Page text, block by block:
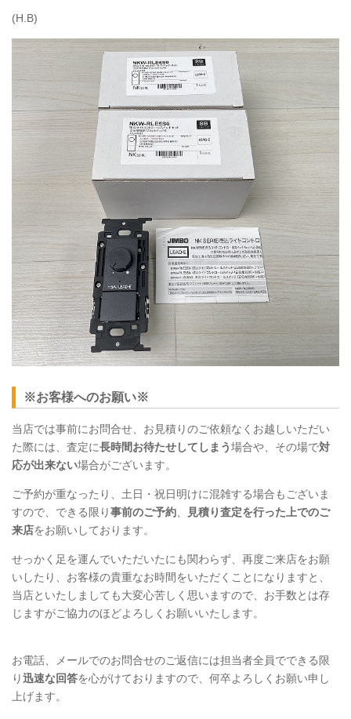
(H.B)
※お客様へのお願い※
当店では事前にお問合せ、お見積りのご依頼なくお越しいただい
た際には、査定に長時間お待たせしてしまう場合や、その場で対
応が出来ない場合がございます。
ご予約が重なったり、土日・祝日明けに混雑する場合もございま
すので、できる限り事前のご予約
見積り査定を行った上でのご
来店をお願いしております。
せっかく足を運んでいただいたにも関わらず、再度ご来店をお願
いしたり、お客様の貴重なお時間をいただくことになりますと、
当店といたしましても大変心苦しく思いますので、お手数とは存
じますがご協力のほどよろしくお願いいたします。
お電話、メールでのお問合せのご返信には担当者全員でできる限
り迅速な回答を心がけておりますので、何卒よろしくお願い申し
上げます。